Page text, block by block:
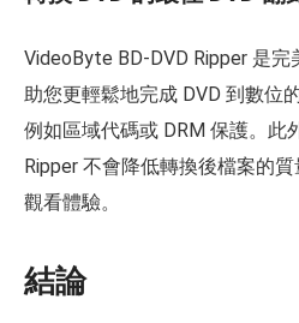
VideoByte BD-DVD Ripper 是
助您更輕鬆地完成 DVD 到數位
例如區域代碼或 DRM 保護。此
Ripper 不會降低轉換後檔案的
觀看體驗。
結論